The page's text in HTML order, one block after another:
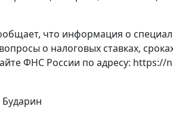
что информация о
о налоговых ставках,
ФНС России по адресу: https://
Бударин